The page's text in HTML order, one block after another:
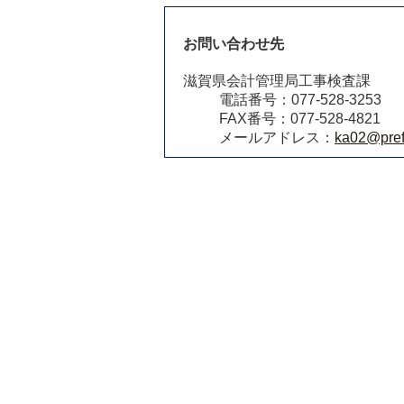
お問い合わせ先
滋賀県会計管理局工事検査課
電話番号：077-528-3253
FAX番号：077-528-4821
メールアドレス：